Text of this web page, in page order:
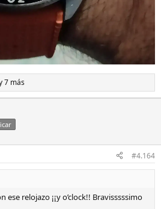
7 más
#4.164
relojazo ¡¡y o’clock!! Bravisssssimo